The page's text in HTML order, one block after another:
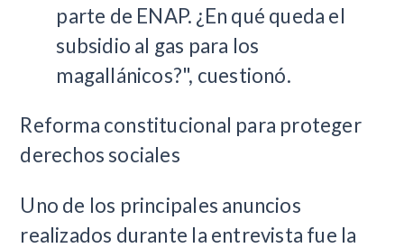
parte de ENAP. ¿En qué queda el
subsidio al gas para los
magallánicos?", cuestionó.
Reforma constitucional para proteger
derechos sociales
Uno de los principales anuncios
realizados durante la entrevista fue la